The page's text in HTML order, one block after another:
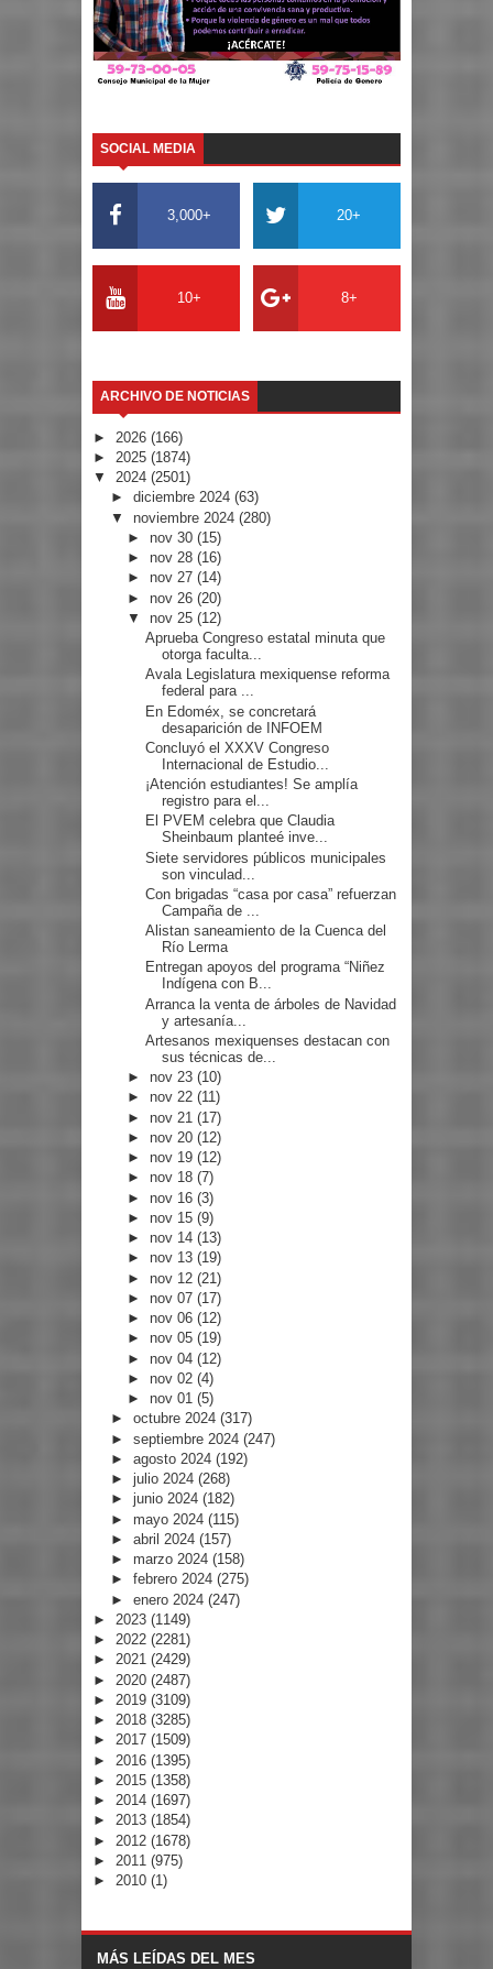
SOCIAL MEDIA
3,000+ 20+
10+ 8+
ARCHIVO DE NOTICIAS
► 2026 (166)
► 2025 (1874)
▼ 2024 (2501)
► diciembre 2024 (63)
▼ noviembre 2024 (280)
► nov 30(15)
► nov 28(16)
► nov 27(14)
► nov 26(20)
▼ nov 25(12)
Aprueba Congreso estatal minuta que
otorga faculta...
Avala Legislatura mexiquense reforma
federal para ...
En Edoméx, se concretará
desaparición de INFOEM
Concluyó el XXXV Congreso
Internacional de Estudio...
¡Atención estudiantes! Se amplía
registro para el...
El PVEM celebra que Claudia
Sheinbaum planteé inve...
Siete servidores públicos municipales
son vinculad...
Con brigadas “casa por casa” refuerzan
Campaña de ...
Alistan saneamiento de la Cuenca del
Río Lerma
Entregan apoyos del programa “Niñez
Indígena con B...
Arranca la venta de árboles de Navidad
y artesanía...
Artesanos mexiquenses destacan con
sus técnicas de...
► nov 23(10)
► nov 22(11)
► nov 21(17)
► nov 20(12)
► nov 19(12)
► nov 18(7)
► nov 16(3)
► nov 15(9)
► nov 14(13)
► nov 13(19)
► nov 12(21)
► nov 07(17)
► nov 06(12)
► nov 05(19)
► nov 04(12)
► nov 02(4)
► nov 01(5)
► octubre 2024 (317)
► septiembre 2024 (247)
► agosto 2024 (192)
► julio 2024 (268)
► junio 2024 (182)
► mayo 2024 (115)
► abril 2024 (157)
► marzo 2024 (158)
► febrero 2024 (275)
► enero 2024 (247)
► 2023 (1149)
► 2022 (2281)
► 2021 (2429)
► 2020 (2487)
► 2019 (3109)
► 2018 (3285)
► 2017 (1509)
► 2016 (1395)
► 2015 (1358)
► 2014 (1697)
► 2013 (1854)
► 2012 (1678)
► 2011 (975)
► 2010 (1)
MÁS LEÍDAS DEL MES